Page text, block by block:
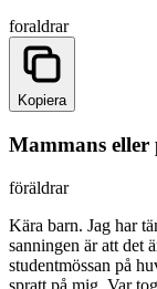
foraldrar
Kopiera
Mammans eller
föräldrar
Kära barn. Jag har
sanningen är att det
studentmössan på
spratt på mig. Var